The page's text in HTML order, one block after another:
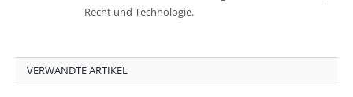
Recht und Technologie.
VERWANDTE ARTIKEL